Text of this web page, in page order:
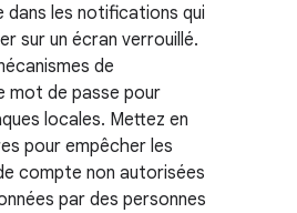
dans les notifications qui
sur un écran verrouillé.
de
mot de passe pour
locales. Mettez en
pour empêcher les
compte non autorisées
par des personnes